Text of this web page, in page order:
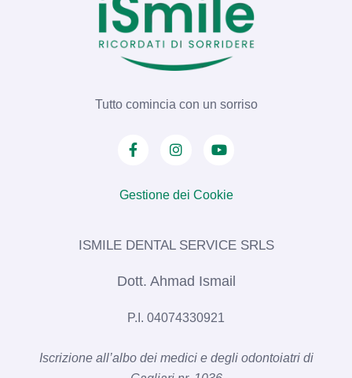
Tutto comincia con un sorriso
Gestione dei Cookie
ISMILE DENTAL SERVICE SRLS​
Dott. Ahmad Ismail
P.I. 04074330921
Iscrizione all’albo dei medici e degli odontoiatri di